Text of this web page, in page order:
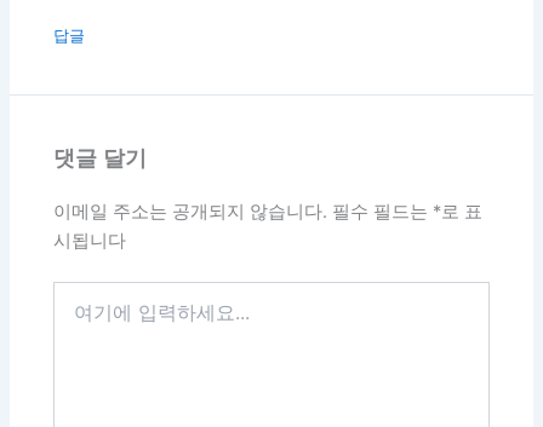
답글
댓글 달기
이메일 주소는 공개되지 않습니다. 필수 필드는 *로 표
시됩니다